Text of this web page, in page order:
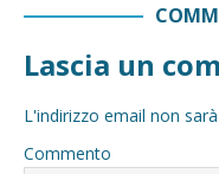
Lascia un
L'indirizzo email non
Commento